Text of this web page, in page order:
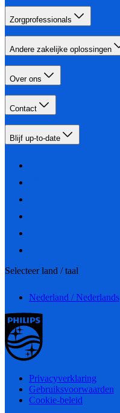
Zorgprofessionals
Andere zakelijke oplossingen
Over ons
Contact
Blijf up-to-date
Selecteer land / taal
Nederland / Nederlands
Privacyverklaring
Gebruiksvoorwaarden
Cookie-beleid